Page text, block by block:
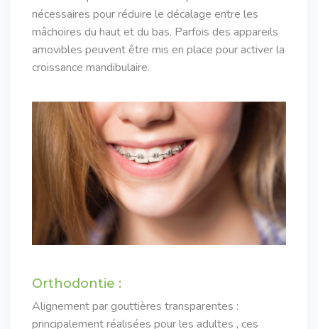
nécessaires pour réduire le décalage entre les
mâchoires du haut et du bas. Parfois des appareils
amovibles peuvent être mis en place pour activer la
croissance mandibulaire.
Orthodontie :
Alignement par gouttières transparentes :
principalement réalisées pour les adultes , ces